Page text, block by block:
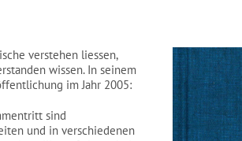
verstehen liessen,
wissen. In seinem
im Jahr 2005:
sind
und in verschiedenen